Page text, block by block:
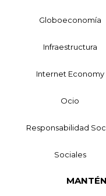
Globoeconomía
Infraestructura
Internet Economy
Ocio
Responsabilidad
Sociales